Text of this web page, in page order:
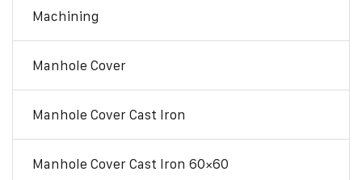
Machining
Manhole Cover
Manhole Cover Cast Iron
Manhole Cover Cast Iron 60×60